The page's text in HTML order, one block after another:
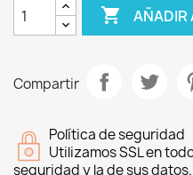
 AÑADIR
Compartir
Política de seguridad
Utilizamos SSL en
seguridad y la de sus datos.